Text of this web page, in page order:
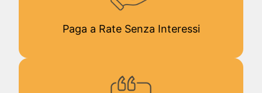
Paga a Rate Senza Interessi